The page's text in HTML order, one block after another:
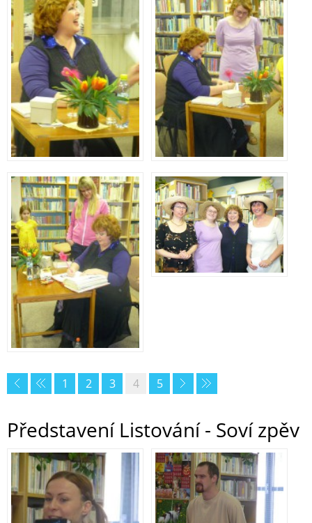
1 2 3 4 5
Představení Listování - Soví zpěv